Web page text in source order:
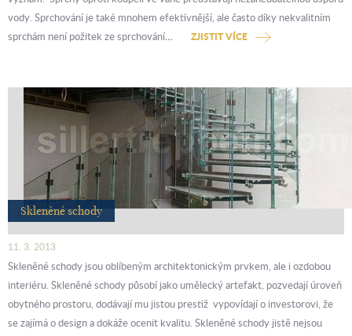
vody. Sprchování je také mnohem efektivnější, ale často díky nekvalitním
sprchám není požitek ze sprchování…
ZJISTIT VÍCE
Skleněné schody
11. 3. 2013
Skleněné schody jsou oblíbeným architektonickým prvkem, ale i ozdobou
interiéru. Skleněné schody působí jako umělecký artefakt, pozvedají úroveň
obytného prostoru, dodávají mu jistou prestiž vypovídají o investorovi, že
se zajímá o design a dokáže ocenit kvalitu. Skleněné schody jistě nejsou